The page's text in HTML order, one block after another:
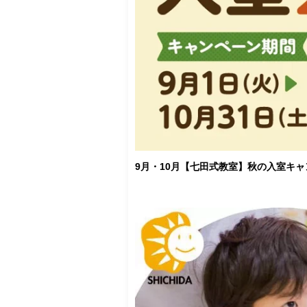
9月・10月【七田式教室】秋の入室キ